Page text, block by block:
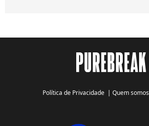
Política de Privacidade | Quem somos